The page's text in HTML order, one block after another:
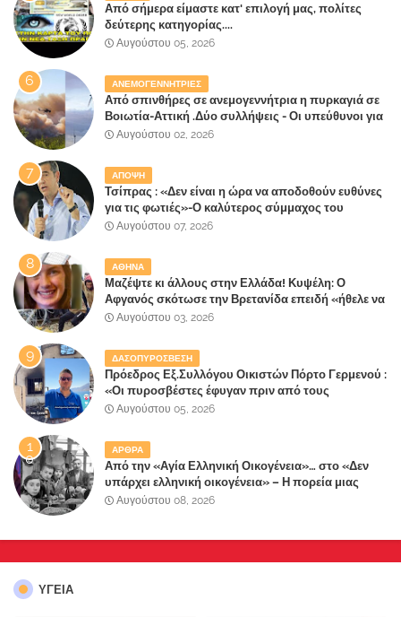
Από σήμερα είμαστε κατ' επιλογή μας, πολίτες
δεύτερης κατηγορίας....
Αυγούστου 05, 2026
ΑΝΕΜΟΓΕΝΝΗΤΡΙΕΣ
Από σπινθήρες σε ανεμογεννήτρια η πυρκαγιά σε
Βοιωτία-Αττική .Δύο συλλήψεις - Οι υπεύθυνοι για
την λάθος διαχείριση της κατάσβεσης θα
Αυγούστου 02, 2026
ΑΠΟΨΗ
Τσίπρας : «Δεν είναι η ώρα να αποδοθούν ευθύνες
για τις φωτιές»-Ο καλύτερος σύμμαχος του
Μητσοτάκη
Αυγούστου 07, 2026
ΑΘΗΝΑ
Μαζέψτε κι άλλους στην Ελλάδα! Κυψέλη: Ο
Αφγανός σκότωσε την Βρετανίδα επειδή «ήθελε να
κάνει τη σύντροφό του χριστιανή»
Αυγούστου 03, 2026
ΔΑΣΟΠΥΡΟΣΒΕΣΗ
Πρόεδρος Εξ.Συλλόγου Οικιστών Πόρτο Γερμενού :
«Οι πυροσβέστες έφυγαν πριν από τους
κατοίκους»
Αυγούστου 05, 2026
ΑΡΘΡΑ
Από την «Αγία Ελληνική Οικογένεια»… στο «Δεν
υπάρχει ελληνική οικογένεια» – Η πορεία μιας
κοινωνίας που κινδυνεύει να ξεχάσει ποια είναι
Αυγούστου 08, 2026
ΥΓΕΙΑ